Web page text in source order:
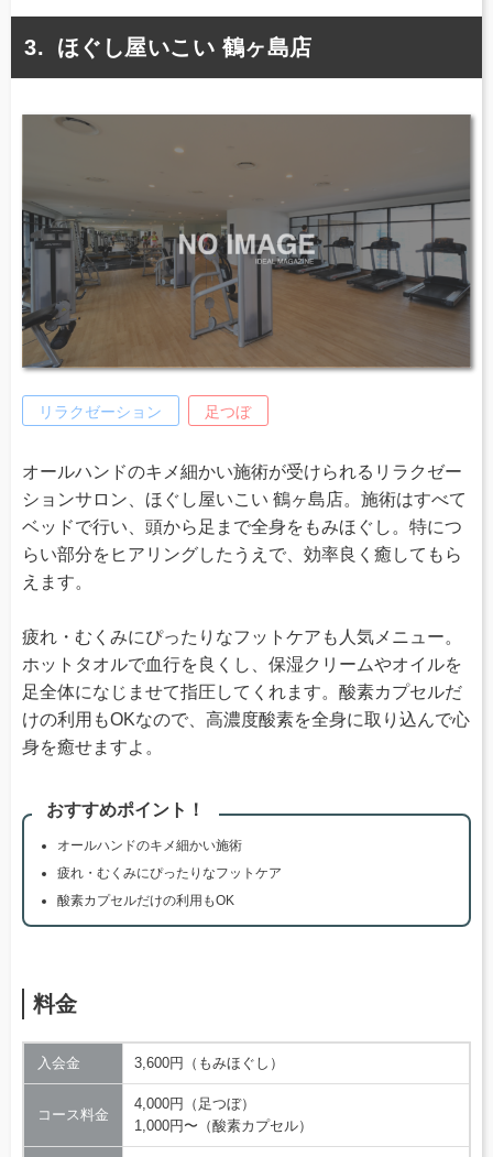
ほぐし屋いこい 鶴ヶ島店
リラクゼーション 足つぼ
オールハンドのキメ細かい施術が受けられるリラクゼー
ションサロン、ほぐし屋いこい 鶴ヶ島店。施術はすべて
ベッドで行い、頭から足まで全身をもみほぐし。特につ
らい部分をヒアリングしたうえで、効率良く癒してもら
えます。
疲れ・むくみにぴったりなフットケアも人気メニュー。
ホットタオルで血行を良くし、保湿クリームやオイルを
足全体になじませて指圧してくれます。酸素カプセルだ
けの利用もOKなので、高濃度酸素を全身に取り込んで心
身を癒せますよ。
おすすめポイント！
オールハンドのキメ細かい施術
疲れ・むくみにぴったりなフットケア
酸素カプセルだけの利用もOK
料金
入会金 3,600円（もみほぐし）
コース料金
4,000円（足つぼ）
1,000円〜（酸素カプセル）